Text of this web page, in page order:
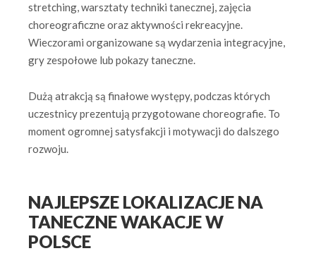
stretching, warsztaty techniki tanecznej, zajęcia
choreograficzne oraz aktywności rekreacyjne.
Wieczorami organizowane są wydarzenia integracyjne,
gry zespołowe lub pokazy taneczne.
Dużą atrakcją są finałowe występy, podczas których
uczestnicy prezentują przygotowane choreografie. To
moment ogromnej satysfakcji i motywacji do dalszego
rozwoju.
NAJLEPSZE LOKALIZACJE NA
TANECZNE WAKACJE W
POLSCE